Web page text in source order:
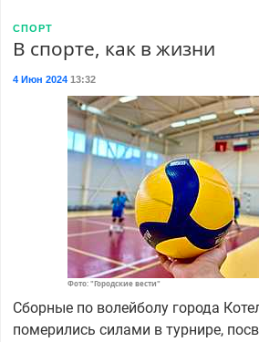
СПОРТ
В спорте, как в жизни
4 Июн 202413:32
Фото: "Городские вести"
Сборные по волейболу города
померились силами в турнире,